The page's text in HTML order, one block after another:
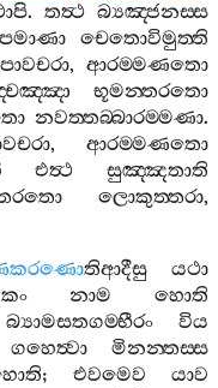
. තත්‍ථ බ්‍යඤ‍්ජනස‍්ස
චෙතොවිමුත‍්ති
, ආරම‍්මණතො
භූමන‍්තරතො
නවත‍්තබ‍්බාරම‍්මණා.
,ආරම‍්මණතො
එත්‍ථ
සුඤ‍්ඤතාති
ලොකුත‍්තරා,
තිආදීසු
යථා
නාම
හොති
බ්‍යාමසතගම‍්භීරං
විය
ගහෙත්‍වා
මිනන‍්තස‍්ස
; එවමෙව
යාව